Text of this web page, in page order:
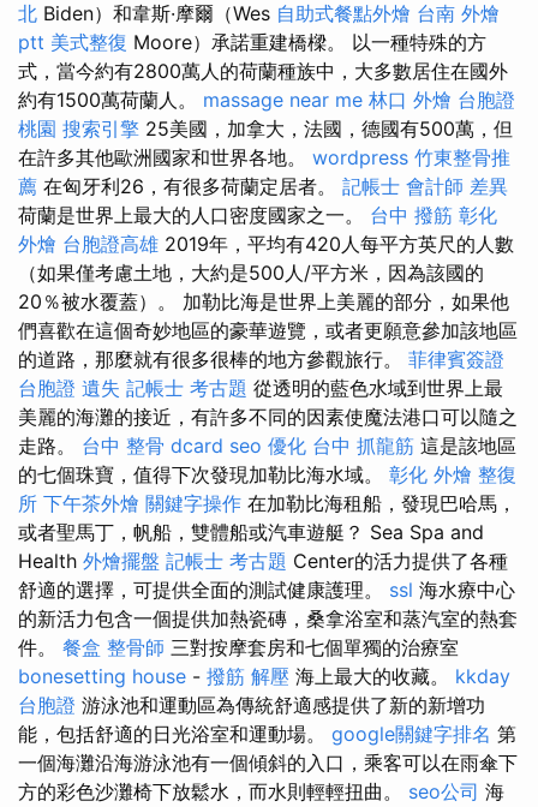
北 Biden）和韋斯·摩爾（Wes 自助式餐點外燴 台南 外燴
ptt 美式整復 Moore）承諾重建橋樑。 以一種特殊的方
式，當今約有2800萬人的荷蘭種族中，大多數居住在國外
約有1500萬荷蘭人。 massage near me 林口 外燴 台胞證
桃園 搜索引擎 25美國，加拿大，法國，德國有500萬，但
在許多其他歐洲國家和世界各地。 wordpress 竹東整骨推
薦 在匈牙利26，有很多荷蘭定居者。 記帳士 會計師 差異
荷蘭是世界上最大的人口密度國家之一。 台中 撥筋 彰化
外燴 台胞證高雄 2019年，平均有420人每平方英尺的人數
（如果僅考慮土地，大約是500人/平方米，因為該國的
20％被水覆蓋）。 加勒比海是世界上美麗的部分，如果他
們喜歡在這個奇妙地區的豪華遊覽，或者更願意參加該地區
的道路，那麼就有很多很棒的地方參觀旅行。 菲律賓簽證
台胞證 遺失 記帳士 考古題 從透明的藍色水域到世界上最
美麗的海灘的接近，有許多不同的因素使魔法港口可以隨之
走路。 台中 整骨 dcard seo 優化 台中 抓龍筋 這是該地區
的七個珠寶，值得下次發現加勒比海水域。 彰化 外燴 整復
所 下午茶外燴 關鍵字操作 在加勒比海租船，發現巴哈馬，
或者聖馬丁，帆船，雙體船或汽車遊艇？ Sea Spa and
Health 外燴擺盤 記帳士 考古題 Center的活力提供了各種
舒適的選擇，可提供全面的測試健康護理。 ssl 海水療中心
的新活力包含一個提供加熱瓷磚，桑拿浴室和蒸汽室的熱套
件。 餐盒 整骨師 三對按摩套房和七個單獨的治療室
bonesetting house - 撥筋 解壓 海上最大的收藏。 kkday
台胞證 游泳池和運動區為傳統舒適感提供了新的新增功
能，包括舒適的日光浴室和運動場。 google關鍵字排名 第
一個海灘沿海游泳池有一個傾斜的入口，乘客可以在雨傘下
方的彩色沙灘椅下放鬆水，而水則輕輕扭曲。 seo公司 海